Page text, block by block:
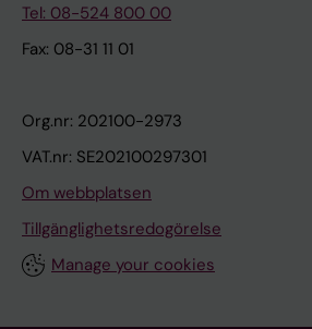
Tel: 08-524 800 00
Fax: 08-31 11 01
Org.nr: 202100-2973
VAT.nr: SE202100297301
Om webbplatsen
Tillgänglighetsredogörelse
Manage your cookies